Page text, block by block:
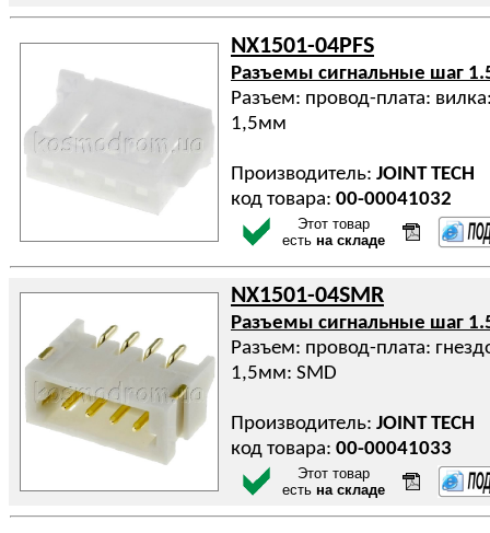
NX1501-04PFS
Разъемы сигнальные шаг
Разъем: провод-плата:
1,5мм
Производитель: JOINT TECH
код товара: 00-00041032
Этот товар
есть на складе
NX1501-04SMR
Разъемы сигнальные шаг
Разъем: провод-плата:
1,5мм: SMD
Производитель: JOINT TECH
код товара: 00-00041033
Этот товар
есть на складе